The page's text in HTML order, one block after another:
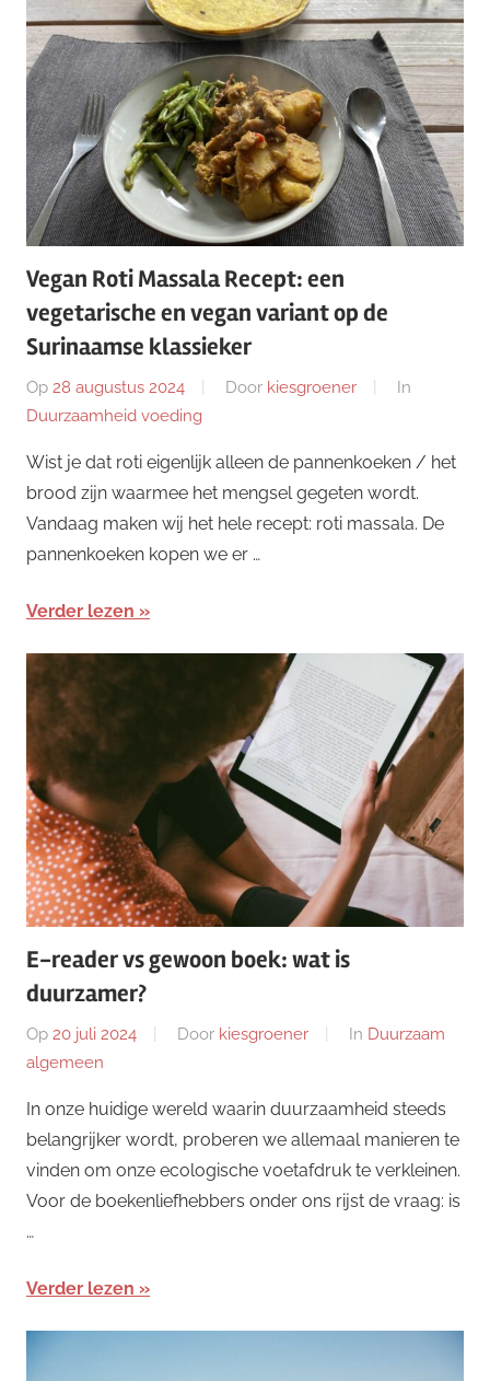
Vegan Roti Massala Recept: een
vegetarische en vegan variant op de
Surinaamse klassieker
Op 28 augustus 2024 Door kiesgroener
In
Duurzaamheid voeding
Wist je dat roti eigenlijk alleen de pannenkoeken / het
brood zijn waarmee het mengsel gegeten wordt.
Vandaag maken wij het hele recept: roti massala. De
pannenkoeken kopen we er …
Verder lezen
E-reader vs gewoon boek: wat is
duurzamer?
Op 20 juli 2024 Door kiesgroener In Duurzaam
algemeen
In onze huidige wereld waarin duurzaamheid steeds
belangrijker wordt, proberen we allemaal manieren te
vinden om onze ecologische voetafdruk te verkleinen.
Voor de boekenliefhebbers onder ons rijst de vraag: is
…
Verder lezen